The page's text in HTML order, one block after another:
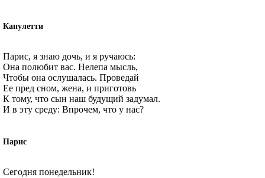
Капулетти
Парис, я знаю дочь, и я ручаюсь:
Она полюбит вас. Нелепа мысль,
Чтобы она ослушалась. Проведай
Ее пред сном, жена, и приготовь
К тому, что сын наш будущий задумал.
И в эту среду: Впрочем, что у нас?
Парис
Сегодня понедельник!